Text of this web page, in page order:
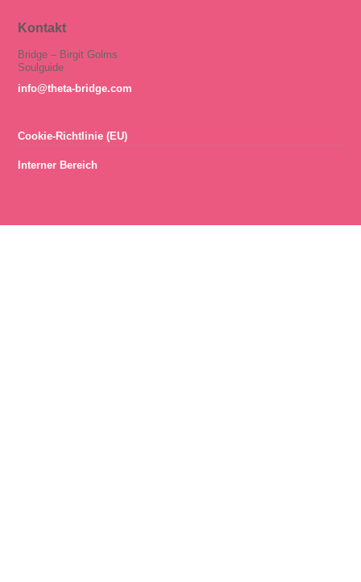
Kontakt
Bridge – Birgit Golms
Soulguide
info@theta-bridge.com
Cookie-Richtlinie (EU)
Interner Bereich